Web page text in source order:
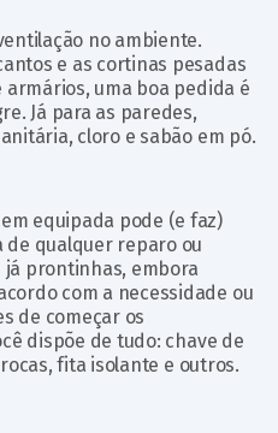
no ambiente.
e as cortinas pesadas
armários, uma boa pedida é
Já para as paredes,
cloro e sabão em pó.
equipada pode (e faz)
qualquer reparo ou
já prontinhas, embora
com a necessidade ou
de começar os
dispõe de tudo: chave de
fita isolante e outros.